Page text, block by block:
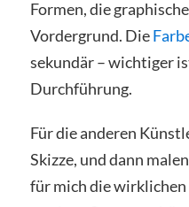
Formen, die
Vordergrund. Die
sekundär – wichtiger
Durchführung.
Für die anderen
Skizze, und dann
für mich die wirklichen